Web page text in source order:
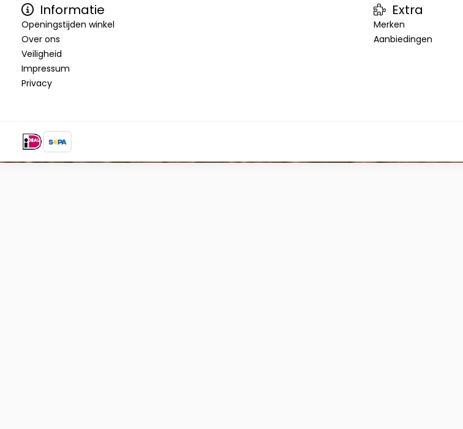
Informatie
Openingstijden winkel
Over ons
Veiligheid
Impressum
Privacy
Extra
Merken
Aanbiedingen